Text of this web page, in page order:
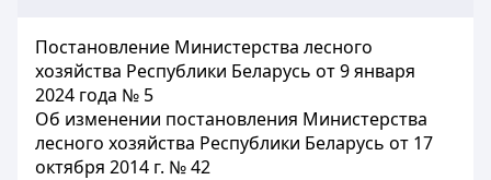
Постановление Министерства лесного
хозяйства Республики Беларусь от 9 января
2024 года № 5
Об изменении постановления Министерства
лесного хозяйства Республики Беларусь от 17
октября 2014 г. № 42